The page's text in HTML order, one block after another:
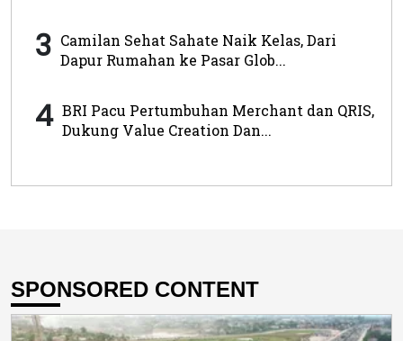
3 Camilan Sehat Sahate Naik Kelas, Dari
Dapur Rumahan ke Pasar Glob...
4 BRI Pacu Pertumbuhan Merchant dan QRIS,
Dukung Value Creation Dan...
SPONSORED CONTENT